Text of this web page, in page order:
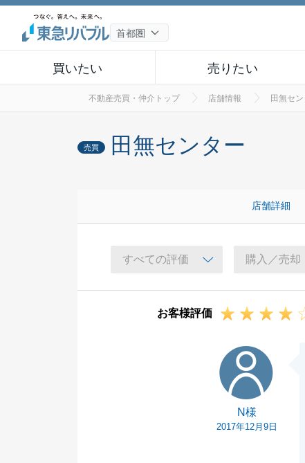
買いたい 売りたい
不動産売買・仲介トップ 店舗情報 田無セ
売買 田無センター
店舗詳細
お客様評価
N様
2017年12月9日